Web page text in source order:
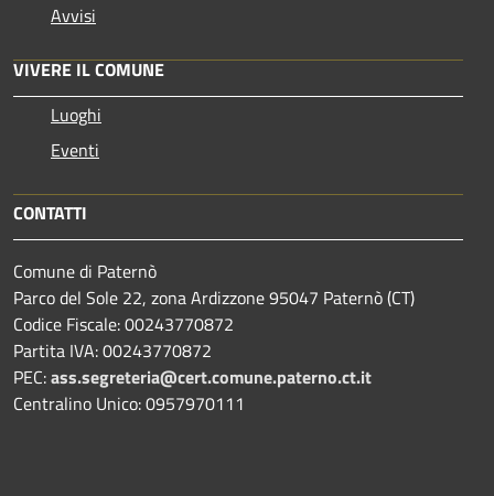
Avvisi
VIVERE IL COMUNE
Luoghi
Eventi
CONTATTI
Comune di Paternò
Parco del Sole 22, zona Ardizzone 95047 Paternò (CT)
Codice Fiscale: 00243770872
Partita IVA: 00243770872
PEC:ass.segreteria@cert.comune.paterno.ct.it
Centralino Unico: 0957970111